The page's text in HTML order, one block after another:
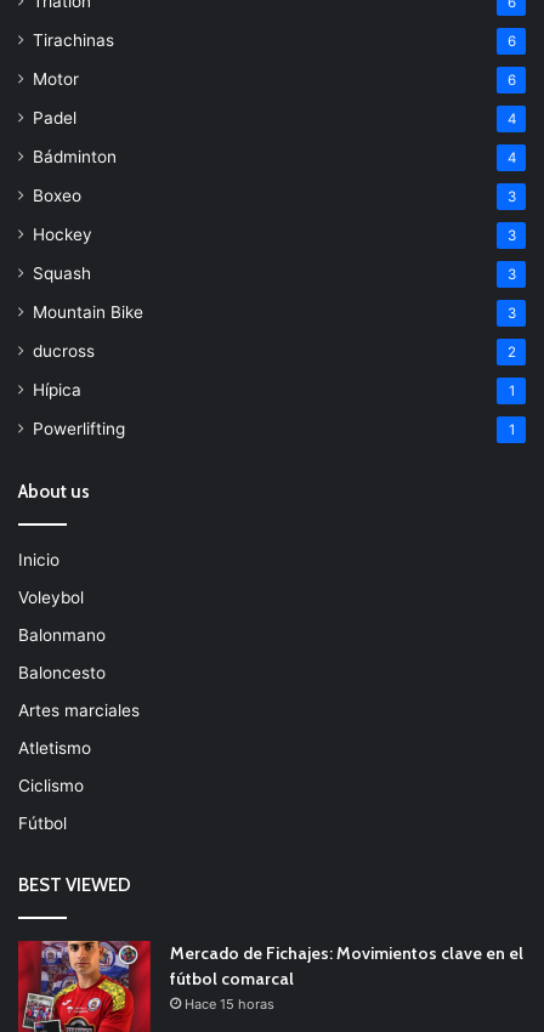
Tirachinas 6
Motor 6
Padel 4
Bádminton 4
Boxeo 3
Hockey 3
Squash 3
Mountain Bike 3
ducross 2
Hípica 1
Powerlifting 1
About us
Inicio
Voleybol
Balonmano
Baloncesto
Artes marciales
Atletismo
Ciclismo
Fútbol
BEST VIEWED
Mercado de Fichajes: Movimientos clave en el
fútbol comarcal
Hace 15 horas